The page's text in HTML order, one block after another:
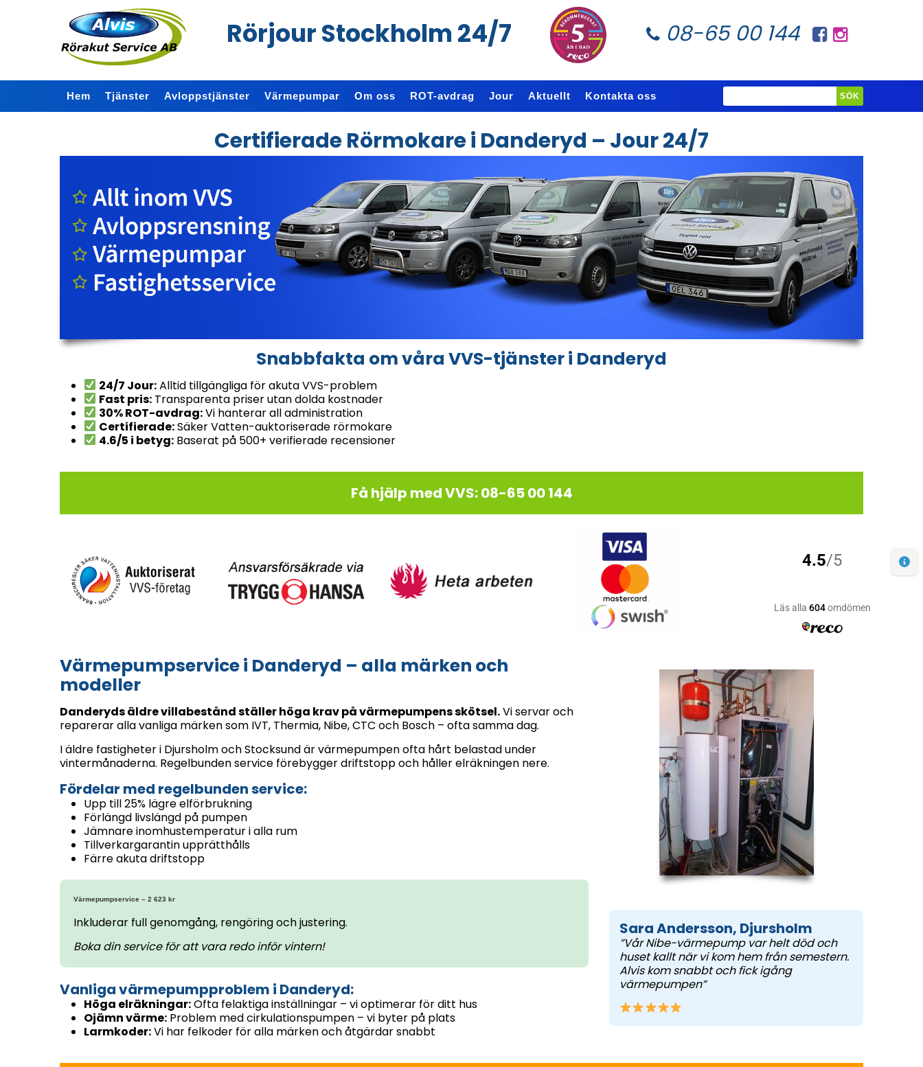
Rörjour Stockholm 24/7 08-65 00 144
Hem Tjänster Avloppstjänster Värmepumpar Om oss ROT-avdrag Jour Aktuellt Kontakta oss
Certifierade Rörmokare i Danderyd – Jour 24/7
Snabbfakta om våra VVS-tjänster i Danderyd
24/7 Jour:Alltid tillgängliga för akuta VVS-problem
Fast pris: Transparenta priser utan dolda kostnader
30% ROT-avdrag:Vi hanterar all administration
Certifierade:Säker Vatten-auktoriserade rörmokare
4.6/5 i betyg: Baserat på 500+ verifierade recensioner
Få hjälp med VVS: 08-65 00 144
Värmepumpservice i Danderyd – alla märken och
modeller
Danderyds äldre villabestånd ställer höga krav på värmepumpens skötsel.Vi servar och
reparerar alla vanliga märken som IVT, Thermia, Nibe, CTC och Bosch – ofta samma dag.
I äldre fastigheter i Djursholm och Stocksund är värmepumpen ofta hårt belastad under
vintermånaderna. Regelbunden service förebygger driftstopp och håller elräkningen nere.
Fördelar med regelbunden service:
Upp till 25% lägre elförbrukning
Förlängd livslängd på pumpen
Jämnare inomhustemperatur i alla rum
Tillverkargarantin upprätthålls
Färre akuta driftstopp
Värmepumpservice – 2 623 kr
Inkluderar full genomgång, rengöring och justering.
Boka din service för att vara redo inför vintern!
Vanliga värmepumpproblem i Danderyd:
Höga elräkningar:Ofta felaktiga inställningar – vi optimerar för ditt hus
Ojämn värme: Problem med cirkulationspumpen – vi byter på plats
Larmkoder:Vi har felkoder för alla märken och åtgärdar snabbt
Sara Andersson, Djursholm
”Vår Nibe-värmepump var helt död och
huset kallt när vi kom hem från semestern.
Alvis kom snabbt och fick igång
värmepumpen”